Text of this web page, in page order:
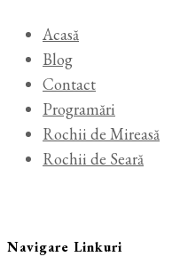
Acasă
Blog
Contact
Programări
Rochii de Mireasă
Rochii de Seară
Navigare Linkuri